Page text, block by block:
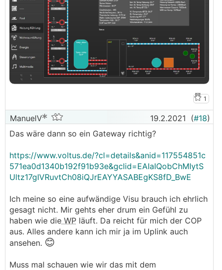
1
ManuelV 19.2.2021 (#18)
Das wäre dann so ein Gateway richtig?
https://www.voltus.de/?cl=details&anid=117554851c
571ea0d1340b192f91b93e&gclid=EAIaIQobChMIytS
Ultz17gIVRuvtCh08iQJrEAYYASABEgKS8fD_BwE
Ich meine so eine aufwändige Visu brauch ich ehrlich
gesagt nicht. Mir gehts eher drum ein Gefühl zu
haben wie die WP läuft. Da reicht für mich der COP
aus. Alles andere kann ich mir ja im Uplink auch
ansehen. 😊
Muss mal schauen wie wir das mit dem